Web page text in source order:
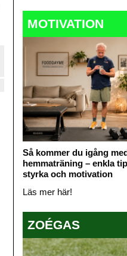
MOTIVATION
Så kommer du igång
hemmaträning – enkla
styrka och motivation
Läs mer här!
ZOÉGAS